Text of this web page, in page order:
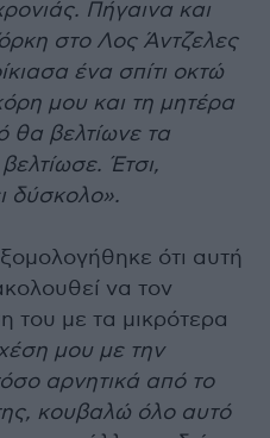
Πήγαινα και
στο Λος Άντζελες
ένα σπίτι οκτώ
μου και τη μητέρα
θα βελτίωνε τα
Έτσι,
δύσκολο».
ότι αυτή
να τον
του με τα μικρότερα
μου με την
αρνητικά από το
κουβαλώ όλο αυτό